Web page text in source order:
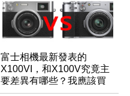
富士相機最新發表的
X100VI，和X100V究竟主
要差異有哪些？我應該買
哪一台？